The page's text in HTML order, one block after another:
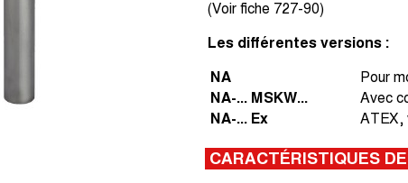
(Voir fiche 727-90)
Les différentes versions :
NA
Pour
NA-... MSKW...
Avec
NA-... Ex
ATEX,
CARACTÉRISTIQUES